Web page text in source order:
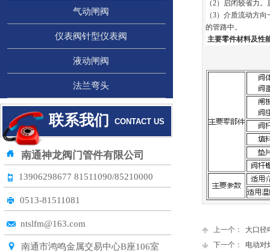
（2）启闭较省力
（3）介质流动方
的管路中。
主要零件材料及性
上一个：
大口径
下一个：
电动对
气动闸阀
仪表阀针型仪表阀
液动闸阀
法兰弯头
上海市XXX区XXX路123号XXX大厦
联系我们 CONTACT US
CONTACT US
联系我们CONTACT US
南通神龙阀门管件有限公司
13906298677 81511090/85210000
0513-81511081
ntslfm@163.com
南通市鸿鸣金属交易中心B座106室